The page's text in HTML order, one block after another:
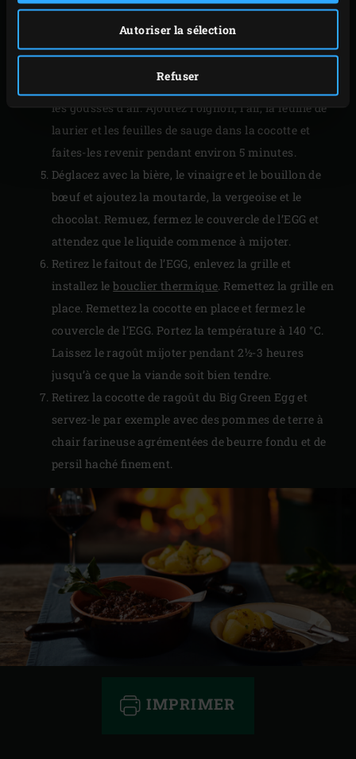
Autoriser la sélection
Refuser
les en morceaux fins. Épluchez et hachez finement
les gousses d’ail. Ajoutez l’oignon, l’ail, la feuille de
laurier et les feuilles de sauge dans la cocotte et
faites-les revenir pendant environ 5 minutes.
Déglacez avec la bière, le vinaigre et le bouillon de
bœuf et ajoutez la moutarde, la vergeoise et le
chocolat. Remuez, fermez le couvercle de l’EGG et
attendez que le liquide commence à mijoter.
Retirez le faitout de l’EGG, enlevez la grille et
installez lebouclier thermique. Remettez la grille en
place. Remettez la cocotte en place et fermez le
couvercle de l’EGG. Portez la température à 140 °C.
Laissez le ragoût mijoter pendant 2½-3 heures
jusqu’à ce que la viande soit bien tendre.
Retirez la cocotte de ragoût du Big Green Egg et
servez-le par exemple avec des pommes de terre à
chair farineuse agrémentées de beurre fondu et de
persil haché finement.
IMPRIMER